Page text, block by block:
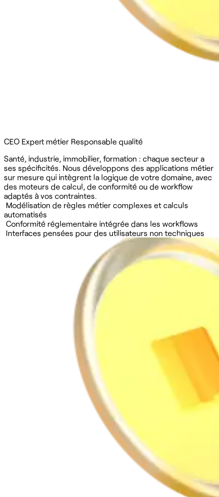
CEO Expert métier Responsable qualité
Santé, industrie, immobilier, formation : chaque secteur a
ses spécificités. Nous développons des applications métier
sur mesure qui intègrent la logique de votre domaine, avec
des moteurs de calcul, de conformité ou de workflow
adaptés à vos contraintes.
Modélisation de règles métier complexes et calculs
automatisés
Conformité réglementaire intégrée dans les workflows
Interfaces pensées pour des utilisateurs non techniques